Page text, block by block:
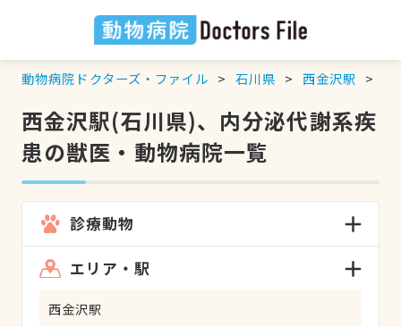
動物病院ドクターズ・ファイル 石川県 西金沢駅
西金沢駅(石川県)、内分泌代謝系疾
患の獣医・動物病院一覧
診療動物
エリア・駅
西金沢駅